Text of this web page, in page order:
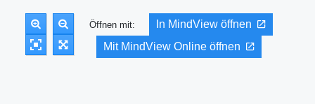
Öffnen mit:
In MindView öffnen
Mit MindView Online öffnen